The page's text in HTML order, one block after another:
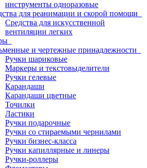
инструменты одноразовые
для реанимации и скорой помощи
Средства для искусственной
вентиляции легких
и чертежные принадлежности
Ручки шариковые
Маркеры и текстовыделители
Ручки гелевые
Карандаши
Карандаши цветные
Точилки
Ластики
Ручки подарочные
Ручки со стираемыми чернилами
Ручки бизнес-класса
Ручки капиллярные и линеры
Ручки-роллеры